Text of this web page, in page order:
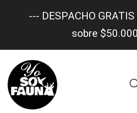
contenido
--- DESPACHO
sobre